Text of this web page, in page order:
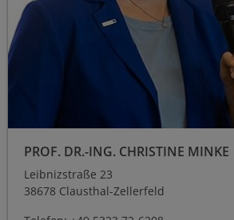
PROF. DR.-ING. CHRISTINE MINKE
Leibnizstraße 23
38678 Clausthal-Zellerfeld